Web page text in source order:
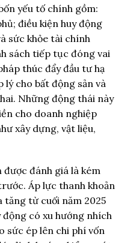
yếu tố chính gồm:
điều kiện huy động
sức khỏe tài chính
sách tiếp tục đóng vai
thúc đẩy đầu tư hạ
lý cho bất động sản và
Những động thái này
cho doanh nghiệp
xây dựng, vật liệu,
được đánh giá là kém
Áp lực thanh khoản
từ cuối năm 2025
động có xu hướng nhích
sức ép lên chi phí vốn